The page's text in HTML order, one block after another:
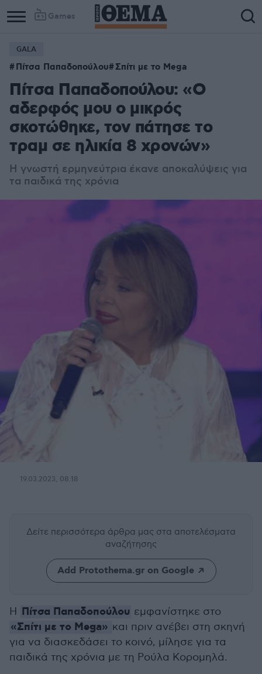
Games
GALA
Πίτσα Παπαδοπούλου Σπίτι με το Mega
Πίτσα Παπαδοπούλου: «Ο
αδερφός μου ο μικρός
σκοτώθηκε, τον πάτησε το
τραμ σε ηλικία 8 χρονών»
Η γνωστή ερμηνεύτρια έκανε αποκαλύψεις για
τα παιδικά της χρόνια
19.03.2023, 08:18
Δείτε περισσότερα άρθρα μας στα αποτελέσματα
αναζήτησης
Add Protothema.gr on Google
Η Πίτσα Παπαδοπούλου εμφανίστηκε στο
«Σπίτι με το Mega» και πριν ανέβει στη σκηνή
για να διασκεδάσει το κοινό, μίλησε για τα
παιδικά της χρόνια με τη Ρούλα Κορομηλά.